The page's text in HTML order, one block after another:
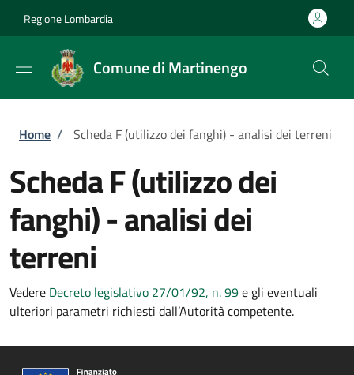
Regione Lombardia
Comune di Martinengo
Briciole di pane
Home / Scheda F (utilizzo dei fanghi) - analisi dei terreni
Scheda F (utilizzo dei
fanghi) - analisi dei
terreni
Vedere Decreto legislativo 27/01/92, n. 99e gli eventuali
ulteriori parametri richiesti dall’Autorità competente.